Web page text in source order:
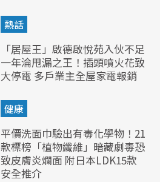
熱話
「居屋王」啟德啟悅苑入伙不足
一年淪甩漏之王！插頭噴火花致
大停電 多戶業主全屋家電報銷
健康
平價洗面巾驗出有毒化學物！21
款標榜「植物纖維」暗藏劇毒恐
致皮膚炎爛面 附日本LDK15款
安全推介